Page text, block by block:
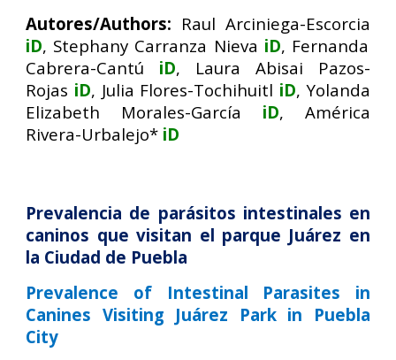
Autores/Authors: Raul Arciniega-Escorcia
iD, Stephany Carranza Nieva iD, Fernanda
Cabrera-Cantú
iD, Laura Abisai Pazos-
Rojas iD, Julia Flores-Tochihuitl iD, Yolanda
Elizabeth Morales-García
iD, América
Rivera-Urbalejo* iD
Prevalencia de parásitos intestinales en
caninos que visitan el parque Juárez en
la Ciudad de Puebla
Prevalence of Intestinal Parasites in
Canines Visiting Juárez Park in Puebla
City